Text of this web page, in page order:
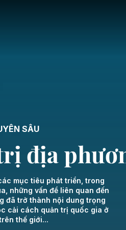
SÂU
địa
mục tiêu phát triển, trong
những vấn đề liên quan đến
đã trở thành nội dung trọng
cải cách quản trị quốc gia ở
thế giới...